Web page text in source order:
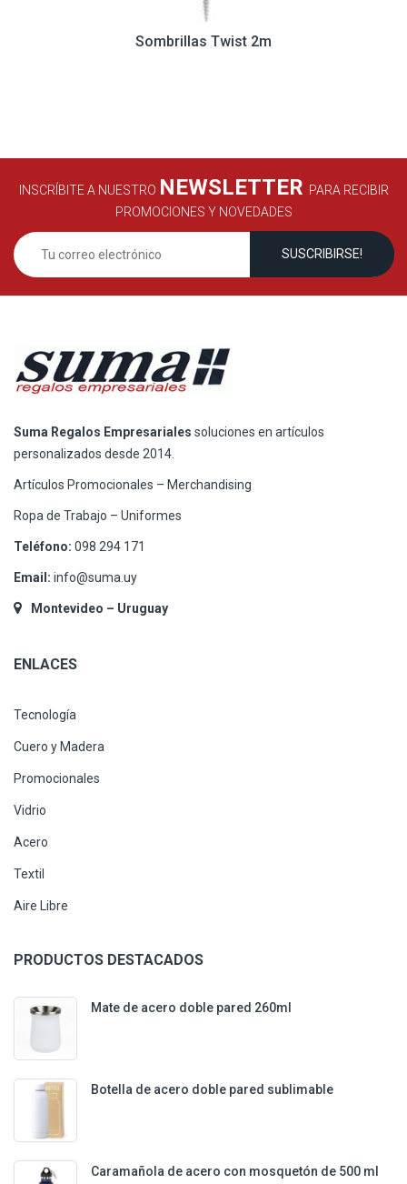
Sombrillas Twist 2m
INSCRÍBITE A NUESTRO NEWSLETTER PARA RECIBIR
PROMOCIONES Y NOVEDADES
Suma Regalos Empresariales soluciones en artículos
personalizados desde 2014.
Artículos Promocionales – Merchandising
Ropa de Trabajo – Uniformes
Teléfono: 098 294 171
Email: info@suma.uy
Montevideo – Uruguay
ENLACES
Tecnología
Cuero y Madera
Promocionales
Vidrio
Acero
Textil
Aire Libre
PRODUCTOS DESTACADOS
Mate de acero doble pared 260ml
Botella de acero doble pared sublimable
Caramañola de acero con mosquetón de 500 ml